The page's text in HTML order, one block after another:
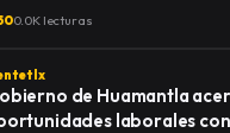
0.0K lecturas
de Huamantla
laborales